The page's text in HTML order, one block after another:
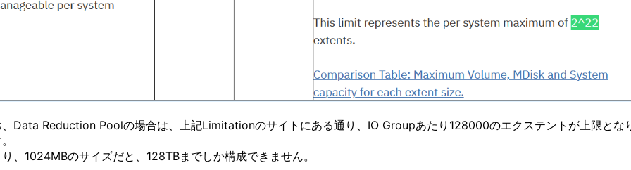
Data Reduction Poolの場合は、上記Limitationのサイトにある通り、IO Groupあたり128000のエクステントが上限とな
、1024MBのサイズだと、128TBまでしか構成できません。